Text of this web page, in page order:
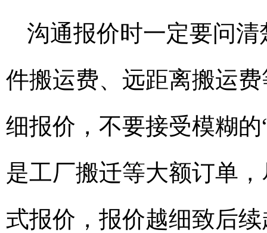
沟通报价时一定要问
件搬运费、远距离搬运
细报价，不要接受模糊
是工厂搬迁等大额订单
式报价，报价越细致后